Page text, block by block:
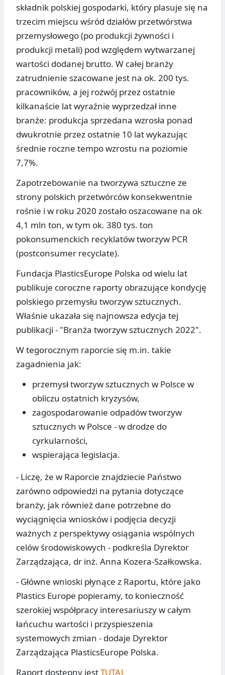
składnik polskiej gospodarki, który plasuje się na
trzecim miejscu wśród działów przetwórstwa
przemysłowego (po produkcji żywności i
produkcji metali) pod względem wytwarzanej
wartości dodanej brutto. W całej branży
zatrudnienie szacowane jest na ok. 200 tys.
pracowników, a jej rozwój przez ostatnie
kilkanaście lat wyraźnie wyprzedzał inne
branże: produkcja sprzedana wzrosła ponad
dwukrotnie przez ostatnie 10 lat wykazując
średnie roczne tempo wzrostu na poziomie
7,7%.
Zapotrzebowanie na tworzywa sztuczne ze
strony polskich przetwórców konsekwentnie
rośnie i w roku 2020 zostało oszacowane na ok
4,1 mln ton, w tym ok. 380 tys. ton
pokonsumenckich recyklatów tworzyw PCR
(postconsumer recyclate).
Fundacja PlasticsEurope Polska od wielu lat
publikuje coroczne raporty obrazujące kondycję
polskiego przemysłu tworzyw sztucznych.
Właśnie ukazała się najnowsza edycja tej
publikacji - "Branża tworzyw sztucznych 2022".
W tegorocznym raporcie się m.in. takie
zagadnienia jak:
przemysł tworzyw sztucznych w Polsce w
obliczu ostatnich kryzysów,
zagospodarowanie odpadów tworzyw
sztucznych w Polsce - w drodze do
cyrkularności,
wspierająca legislacja.
- Liczę, że w Raporcie znajdziecie Państwo
zarówno odpowiedzi na pytania dotyczące
branży, jak również dane potrzebne do
wyciągnięcia wniosków i podjęcia decyzji
ważnych z perspektywy osiągania wspólnych
celów środowiskowych - podkreśla Dyrektor
Zarządzająca, dr inż. Anna Kozera-Szałkowska.
- Główne wnioski płynące z Raportu, które jako
Plastics Europe popieramy, to konieczność
szerokiej współpracy interesariuszy w całym
łańcuchu wartości i przyspieszenia
systemowych zmian - dodaje Dyrektor
Zarządzająca PlasticsEurope Polska.
Raport dostępny jestTUTAJ